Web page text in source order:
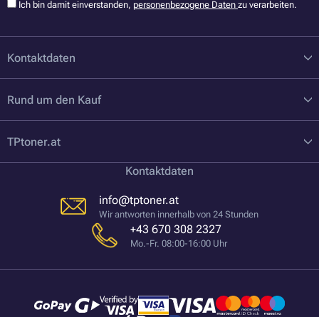
Ich bin damit einverstanden, personenbezogene Daten zu verarbeiten.
Kontaktdaten
Rund um den Kauf
TPtoner.at
Kontaktdaten
info@tptoner.at
Wir antworten innerhalb von 24 Stunden
+43 670 308 2327
Mo.-Fr. 08:00-16:00 Uhr